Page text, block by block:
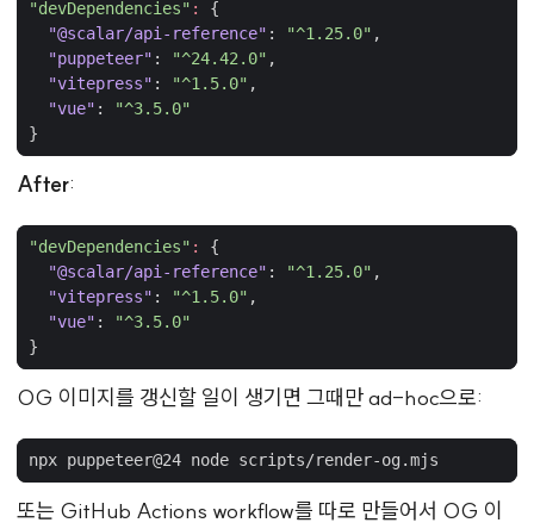
"devDependencies" :
{
"@scalar/api-reference" : "^1.25.0" ,
"puppeteer" : "^24.42.0" ,
"vitepress" : "^1.5.0" ,
"vue" :
"^3.5.0"
}
After:
"devDependencies" :
{
"@scalar/api-reference" : "^1.25.0" ,
"vitepress" : "^1.5.0" ,
"vue" :
"^3.5.0"
}
OG 이미지를 갱신할 일이 생기면 그때만 ad-hoc으로:
또는 GitHub Actions workflow를 따로 만들어서 OG 이